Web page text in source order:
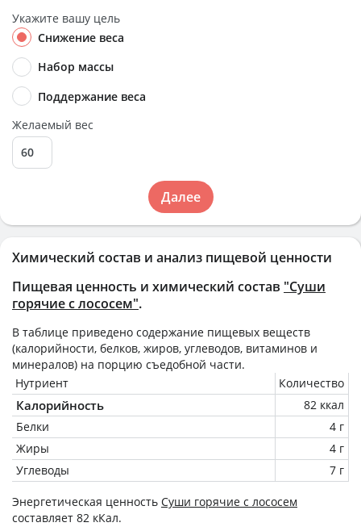
Химический состав и анализ пищевой ценности
Пищевая ценность и химический состав "Суши
горячие с лососем".
В таблице приведено содержание пищевых веществ
(калорийности, белков, жиров, углеводов, витаминов и
минералов) на порцию съедобной части.
Нутриент
Количество
Калорийность
82 ккал
Белки
4 г
Жиры
4 г
Углеводы
7 г
Энергетическая ценность Суши горячие с лососем
составляет 82 кКал.
Укажите вашу цель
Снижение веса
Набор массы
Поддержание веса
Желаемый вес
Далее